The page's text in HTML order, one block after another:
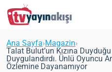
Ana Sayfa›Magazin›
Talat Bulut’un Kızına
Duygulandırdı. Ünlü Oyuncu
Özlemine Dayanamıyor